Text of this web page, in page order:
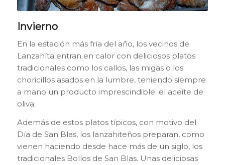
Invierno
En la estación más fría del año, los vecinos de
Lanzahíta entran en calor con deliciosos platos
tradicionales como los callos, las migas o los
choricillos asados en la lumbre, teniendo siempre
a mano un producto imprescindible: el aceite de
oliva.
Además de estos platos típicos, con motivo del
Día de San Blas, los lanzahiteños preparan, como
vienen haciendo desde hace más de un siglo, los
tradicionales Bollos de San Blas. Unas deliciosas